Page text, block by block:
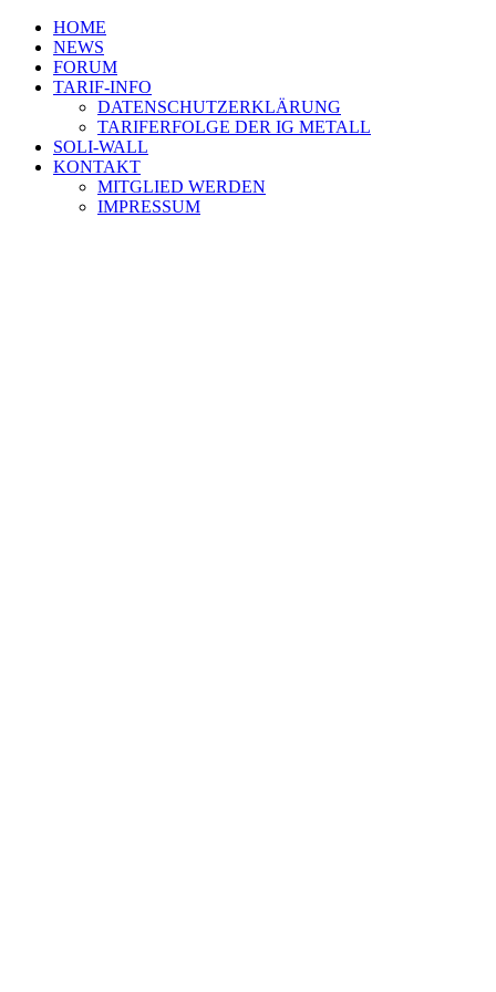
HOME
NEWS
FORUM
TARIF-INFO
DATENSCHUTZERKLÄRUNG
TARIFERFOLGE DER IG METALL
SOLI-WALL
KONTAKT
MITGLIED WERDEN
IMPRESSUM